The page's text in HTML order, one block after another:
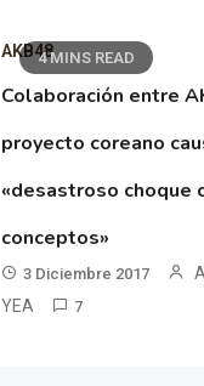
4 MINS READ
AKB48
Colaboración entre
proyecto coreano
«desastroso choque
conceptos»
3 Diciembre 2017
YEA
7